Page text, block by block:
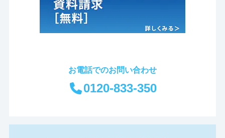
お電話でのお問い合わせ
0120-833-350